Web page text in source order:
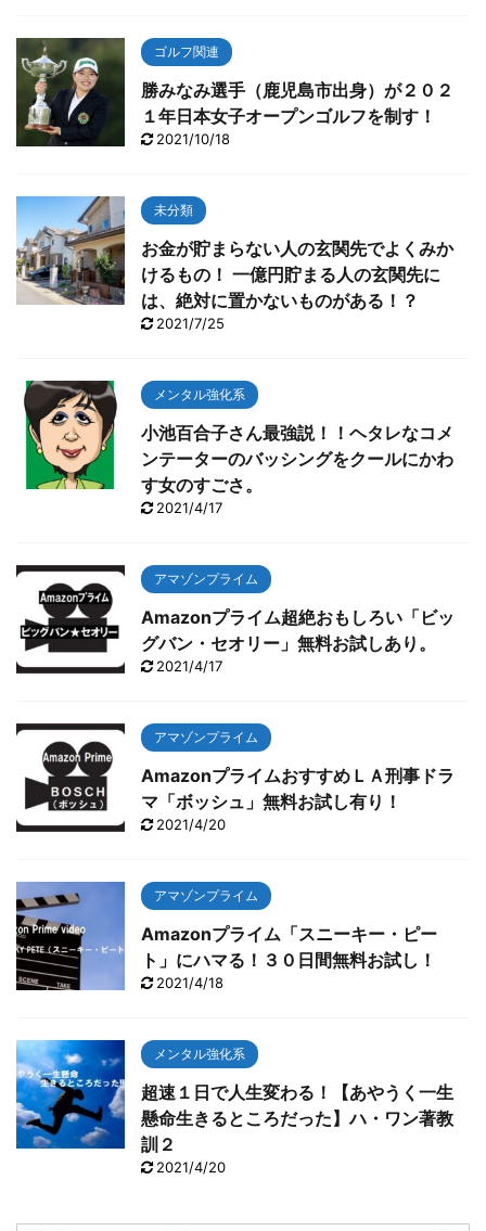
ゴルフ関連
勝みなみ選手（鹿児島市出身）が２０２
１年日本女子オープンゴルフを制す！
2021/10/18
未分類
お金が貯まらない人の玄関先でよくみか
けるもの！ 一億円貯まる人の玄関先に
は、絶対に置かないものがある！？
2021/7/25
メンタル強化系
小池百合子さん最強説！！ヘタレなコメ
ンテーターのバッシングをクールにかわ
す女のすごさ。
2021/4/17
アマゾンプライム
Amazonプライム超絶おもしろい「ビッ
グバン・セオリー」無料お試しあり。
2021/4/17
アマゾンプライム
AmazonプライムおすすめＬＡ刑事ドラ
マ「ボッシュ」無料お試し有り！
2021/4/20
アマゾンプライム
Amazonプライム「スニーキー・ピー
ト」にハマる！３０日間無料お試し！
2021/4/18
メンタル強化系
超速１日で人生変わる！【あやうく一生
懸命生きるところだった】ハ・ワン著教
訓２
2021/4/20